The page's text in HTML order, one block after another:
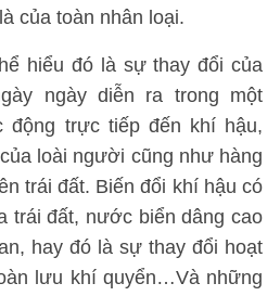
của toàn nhân loại.
hiểu đó là sự thay đổi của
ngày diễn ra trong một
động trực tiếp đến khí hậu,
loài người cũng như hàng
trái đất. Biến đổi khí hậu có
trái đất, nước biển dâng cao
hay đó là sự thay đổi hoạt
lưu khí quyển…Và những